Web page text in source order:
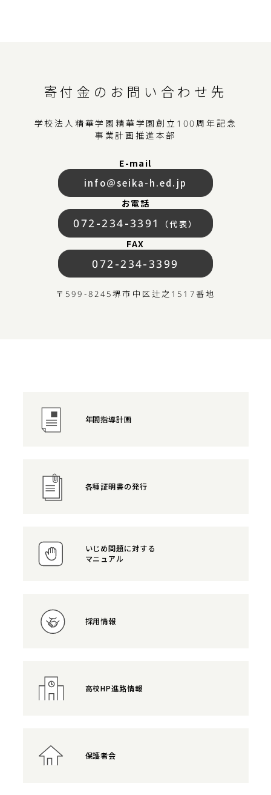
寄付金のお問い合わせ先
学校法人精華学園 精華学園創立100周年記念
事業計画推進本部
E-mail
info＠seika-h.ed.jp
お電話
072-234-3391 （代表）
FAX
072-234-3399
〒599-8245堺市中区辻之1517番地
年間指導計画
各種証明書の発行
いじめ問題に対する
マニュアル
採用情報
高校HP進路情報
保護者会